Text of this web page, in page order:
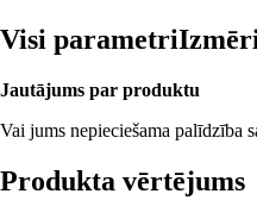
Visi parametri
Jautājums par produktu
Vai jums nepieciešama palīdzība
Produkta vērtējums